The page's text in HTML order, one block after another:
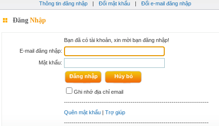
Thông tin đăng nhập | Đổi mật khẩu | Đổi e-mail đăng nhập
Đăng Nhập
Bạn đã có tài khoản, xin mời bạn đăng nhập!
E-mail đăng nhập:
Mật khẩu:
Ghi nhớ địa chỉ email
--------------------------------------------------------------------------
Quên mật khẩu | Trợ giúp
--------------------------------------------------------------------------